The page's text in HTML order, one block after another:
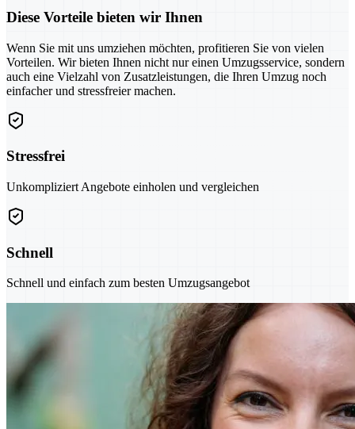
Diese Vorteile bieten wir Ihnen
Wenn Sie mit uns umziehen möchten, profitieren Sie von vielen
Vorteilen. Wir bieten Ihnen nicht nur einen Umzugsservice, sondern
auch eine Vielzahl von Zusatzleistungen, die Ihren Umzug noch
einfacher und stressfreier machen.
Stressfrei
Unkompliziert Angebote einholen und vergleichen
Schnell
Schnell und einfach zum besten Umzugsangebot